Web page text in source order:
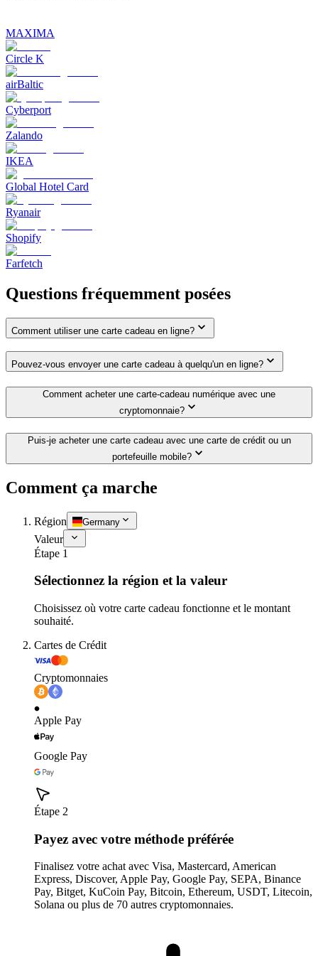
MAXIMA
Circle K
airBaltic
Cyberport
Zalando
IKEA
Global Hotel Card
Ryanair
Shopify
Farfetch
Questions fréquemment posées
Comment utiliser une carte cadeau en ligne?
Pouvez-vous envoyer une carte cadeau à quelqu'un en ligne?
Comment acheter une carte-cadeau numérique avec une
cryptomonnaie?
Puis-je acheter une carte cadeau avec une carte de crédit ou un
portefeuille mobile?
Comment ça marche
Région Germany
Valeur
Étape 1
Sélectionnez la région et la valeur
Choisissez où votre carte cadeau fonctionne et le montant
souhaité.
Cartes de Crédit
Cryptomonnaies
Apple Pay
Google Pay
Étape 2
Payez avec votre méthode préférée
Finalisez votre achat avec Visa, Mastercard, American
Express, Discover, Apple Pay, Google Pay, SEPA, Binance
Pay, Bitget, KuCoin Pay, Bitcoin, Ethereum, USDT, Litecoin,
Solana ou plus de 70 autres cryptomonnaies.